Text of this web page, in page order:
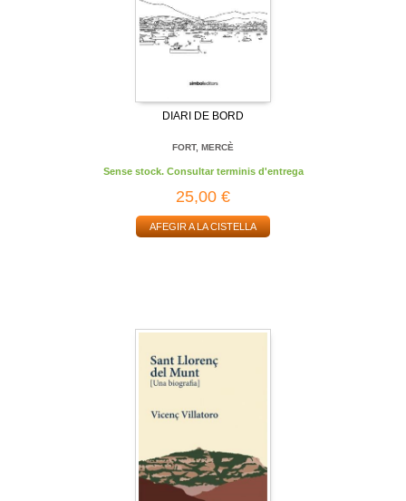
DIARI DE BORD
FORT, MERCÈ
Sense stock. Consultar terminis d'entrega
25,00 €
AFEGIR A LA CISTELLA